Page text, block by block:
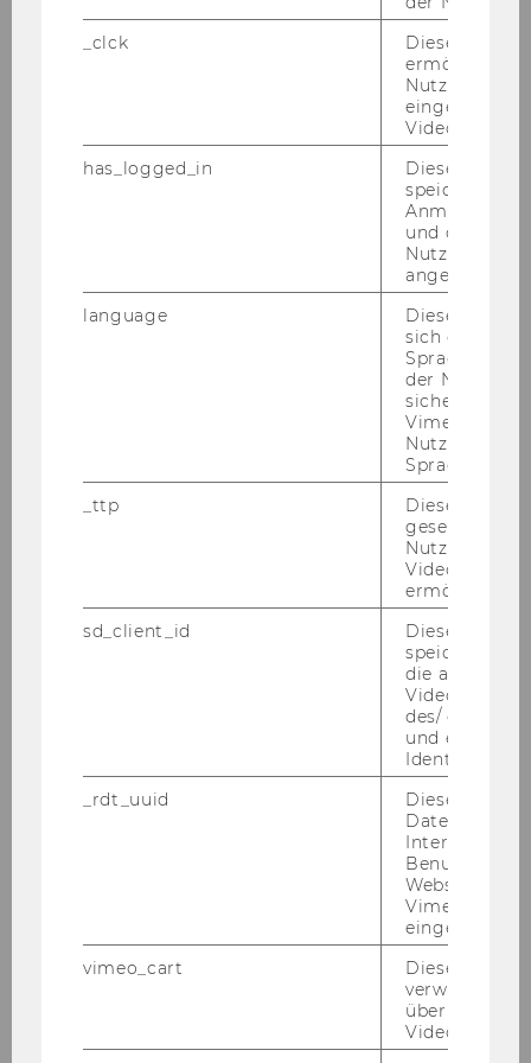
tor*in
Vorstand REWE International AG
RÖDLER, Friedrich (geb. 1950),
Prof. DI Mag., Vorsitzender des
Aufsichtsrates der Erste Group
ROISS Gerhard (geb. 1952), Dr.,
Generaldirektor der OMV
ZIMMERMANN Norbert, Mag.,
Aufsichtsratsvoristzender der
berndorf AG
Vorsitzender POK Pühringer
Privatstiftung
HAMPEL Erich (geb. 1951), Dr.,
stellv. Aufsichtsratsvorsitzender
der Uni Credit Bank Austria AG
Ehrensena PISTAUER Michael (geb. 1944),
_clck
Dieses Cookie
ermöglicht
Nutzung des
Video Players
has_logged_in
Dieses Cookie
speichert
und ob sich
Nutzer*in
angemeldet
language
Dieses
sich die
der
Vimeo in der
Nutzer
Sprache
_ttp
Dieser
gesetzt, um
Nutzung des
Videoplayers
ermöglichen
sd_client_id
Dieses Cookie
speichert
die aktuellen
des/ der
und einen
_rdt_uuid
Dieses
Daten über
Interaktionen
Websites, auf
Vimeo-Video
eingebettet
vimeo_cart
Dieses
verwendet,
überprüfen,
Video